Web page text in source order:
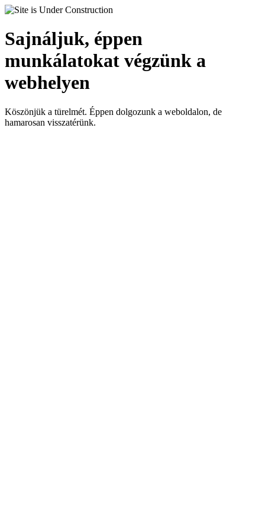
Sajnáljuk, éppen
munkálatokat végzünk a
webhelyen
Köszönjük a türelmét. Éppen dolgozunk a weboldalon, de
hamarosan visszatérünk.